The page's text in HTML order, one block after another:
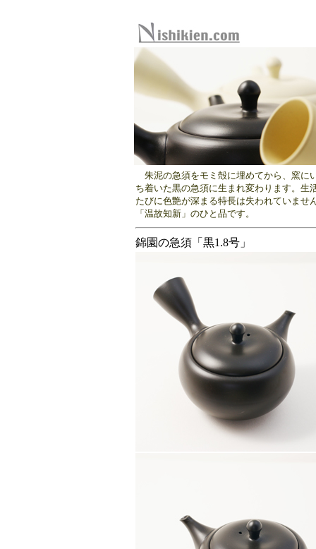
朱泥の急須をモミ殻に埋めてから、窯に
ち着いた黒の急須に生まれ変わります。生
たびに色艶が深まる特長は失われていませ
「温故知新」のひと品です。
錦園の急須「黒1.8号」